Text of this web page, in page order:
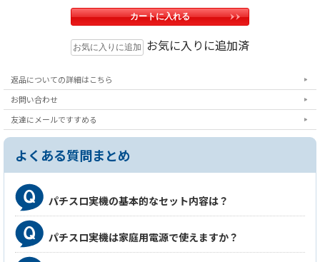
お気に入りに追加済
返品についての詳細はこちら
お問い合わせ
友達にメールですすめる
よくある質問まとめ
パチスロ実機の基本的なセット内容は？
パチスロ実機は家庭用電源で使えますか？